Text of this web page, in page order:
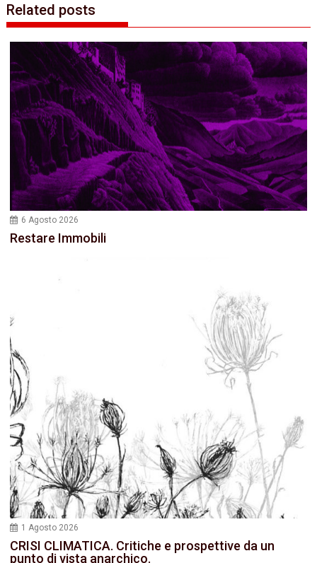
Related posts
6 Agosto 2026
Restare Immobili
1 Agosto 2026
CRISI CLIMATICA. Critiche e prospettive da un
punto di vista anarchico.